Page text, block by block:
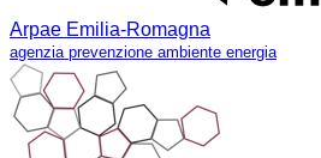
Arpae Emilia-Romagna
agenzia prevenzione ambiente energia